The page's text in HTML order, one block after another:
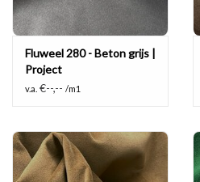
Fluweel 280 - Beton grijs |
Project
v.a. €--,-- /m1